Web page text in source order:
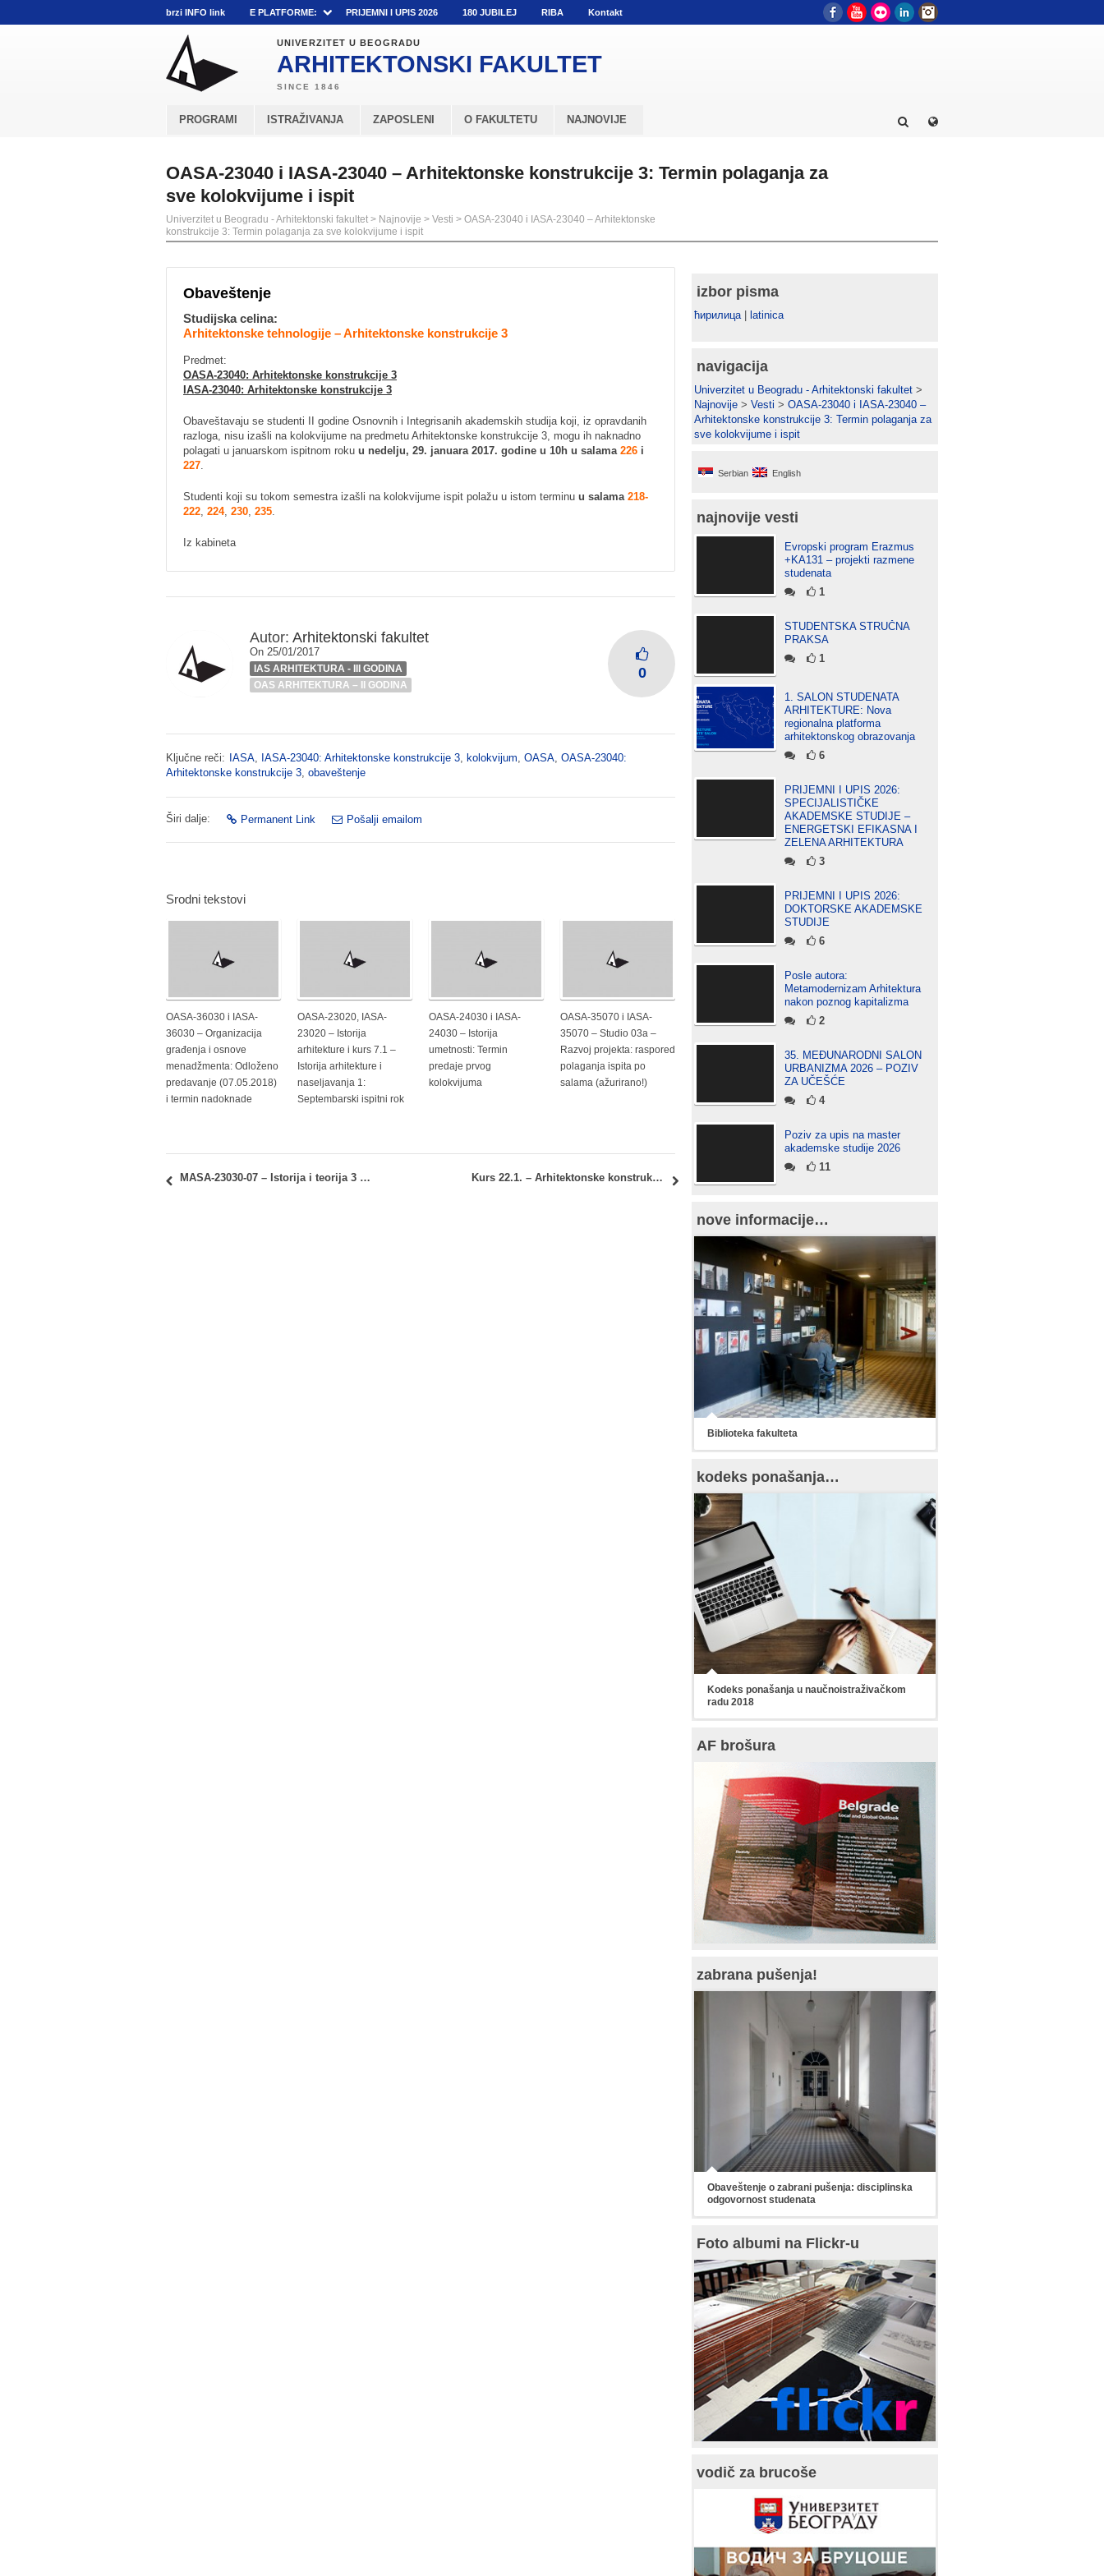
brzi INFO link E PLATFORME: PRIJEMNI I UPIS 2026 180 JUBILEJ RIBA Kontakt FacebookYouTube
Flickr LinkedIn
UNIVERZITET U BEOGRADU
ARHITEKTONSKI FAKULTET
PROGRAMI ISTRAŽIVANJA ZAPOSLENI O FAKULTETU NAJNOVIJE
OASA-23040 i IASA-23040 – Arhitektonske konstrukcije 3: Termin polaganja za
sve kolokvijume i ispit
Univerzitet u Beogradu - Arhitektonski fakultet > Najnovije > Vesti > OASA-23040 i IASA-23040 – Arhitektonske
konstrukcije 3: Termin polaganja za sve kolokvijume i ispit
Obaveštenje
Studijska celina:
Arhitektonske tehnologije – Arhitektonske konstrukcije 3
Predmet:
OASA-23040: Arhitektonske konstrukcije 3
IASA-23040: Arhitektonske konstrukcije 3
Obaveštavaju se studenti II godine Osnovnih i Integrisanih akademskih studija koji, iz opravdanih
razloga, nisu izašli na kolokvijume na predmetu Arhitektonske konstrukcije 3, mogu ih naknadno
polagati u januarskom ispitnom roku u nedelju, 29. januara 2017. godine u 10h u salama 226 i
227.
Studenti koji su tokom semestra izašli na kolokvijume ispit polažu u istom terminu u salama 218-
222, 224, 230, 235.
Iz kabineta
Autor: Arhitektonski fakultet
On 25/01/2017
IAS ARHITEKTURA - III GODINA
OAS ARHITEKTURA – II GODINA
0
Ključne reči: IASA, IASA-23040: Arhitektonske konstrukcije 3, kolokvijum, OASA, OASA-23040:
Arhitektonske konstrukcije 3, obaveštenje
Širi dalje: Permanent Link Pošalji emailom
Srodni tekstovi
OASA-36030 i IASA-
36030 – Organizacija
građenja i osnove
menadžmenta: Odloženo
predavanje (07.05.2018)
i termin nadoknade
OASA-23020, IASA-
23020 – Istorija
arhitekture i kurs 7.1 –
Istorija arhitekture i
naseljavanja 1:
Septembarski ispitni rok
OASA-24030 i IASA-
24030 – Istorija
umetnosti: Termin
predaje prvog
kolokvijuma
OASA-35070 i IASA-
35070 – Studio 03a –
Razvoj projekta: raspored
polaganja ispita po
salama (ažurirano!)
MASA-23030-07 – Istorija i teorija 3 – Inovativni elementi i sklopovi u arhitekturi: Termin konsultacija Kurs 22.1. – Arhitektonske konstrukcije 3 – stari plan: Termin polaganja za sve kolokvijume i ispit
izbor pisma
ћирилица| latinica
navigacija
Univerzitet u Beogradu - Arhitektonski fakultet >
Najnovije > Vesti > OASA-23040 i IASA-23040 –
Arhitektonske konstrukcije 3: Termin polaganja za
sve kolokvijume i ispit
Serbian English
najnovije vesti
Evropski program Erazmus
+KA131 – projekti razmene
studenata
1
STUDENTSKA STRUČNA
PRAKSA
1
1. SALON STUDENATA
ARHITEKTURE: Nova
regionalna platforma
arhitektonskog obrazovanja
6
PRIJEMNI I UPIS 2026:
SPECIJALISTIČKE
AKADEMSKE STUDIJE –
ENERGETSKI EFIKASNA I
ZELENA ARHITEKTURA
3
PRIJEMNI I UPIS 2026:
DOKTORSKE AKADEMSKE
STUDIJE
6
Posle autora:
Metamodernizam Arhitektura
nakon poznog kapitalizma
2
35. MEĐUNARODNI SALON
URBANIZMA 2026 – POZIV
ZA UČEŠĆE
4
Poziv za upis na master
akademske studije 2026
11
nove informacije…
Biblioteka fakulteta
kodeks ponašanja…
Kodeks ponašanja u naučnoistraživačkom
radu 2018
AF brošura
zabrana pušenja!
Obaveštenje o zabrani pušenja: disciplinska
odgovornost studenata
Foto albumi na Flickr-u
vodič za brucoše